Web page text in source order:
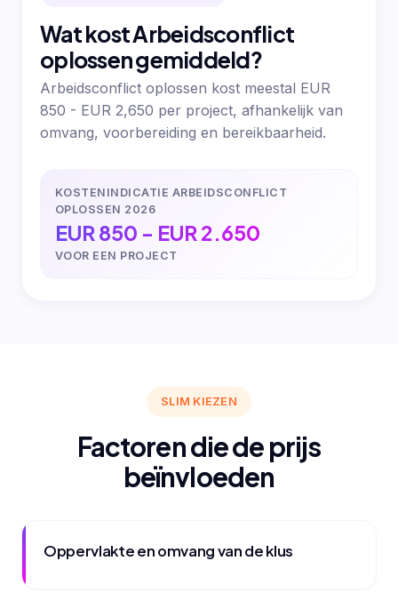
Wat kost Arbeidsconflict
oplossen gemiddeld?
Arbeidsconflict oplossen kost meestal EUR
850 - EUR 2,650 per project, afhankelijk van
omvang, voorbereiding en bereikbaarheid.
KOSTENINDICATIE ARBEIDSCONFLICT
OPLOSSEN 2026
EUR 850 - EUR 2.650
VOOR EEN PROJECT
SLIM KIEZEN
Factoren die de prijs
beïnvloeden
Oppervlakte en omvang van de klus